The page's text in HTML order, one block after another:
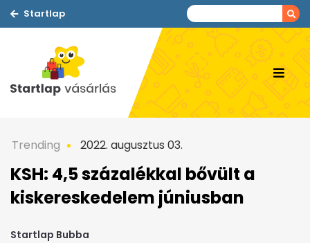
Startlap
Trending 2022. augusztus 03.
KSH: 4,5 százalékkal bővült a
kiskereskedelem júniusban
Startlap Bubba